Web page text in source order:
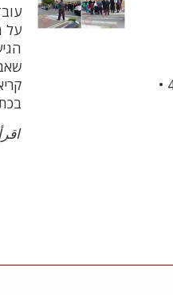
مجددا مباني الكنيس اليهودي في حي رمات بيت شيمش 4 •
על